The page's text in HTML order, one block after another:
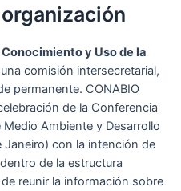
y Uso de la
comisión intersecretarial,
permanente. CONABIO
de la Conferencia
Ambiente y Desarrollo
Janeiro) con la intención de
de la estructura
reunir la información sobre